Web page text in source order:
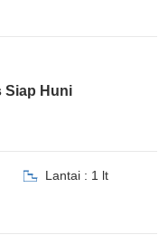
Siap Huni
Lantai : 1 lt